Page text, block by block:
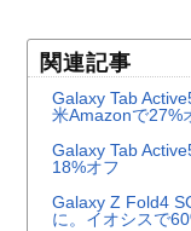
関連記事
Galaxy Tab
米Amazonで27%
Galaxy Tab
18%オフ
Galaxy Z Fold4
に。イオシスで